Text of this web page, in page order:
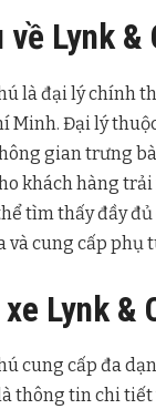
Lynk &
là đại lý chính
Minh. Đại lý
gian trưng
khách hàng trải
tìm thấy đầy
và cung cấp phụ
Lynk
cung cấp đa
thông tin chi tiết